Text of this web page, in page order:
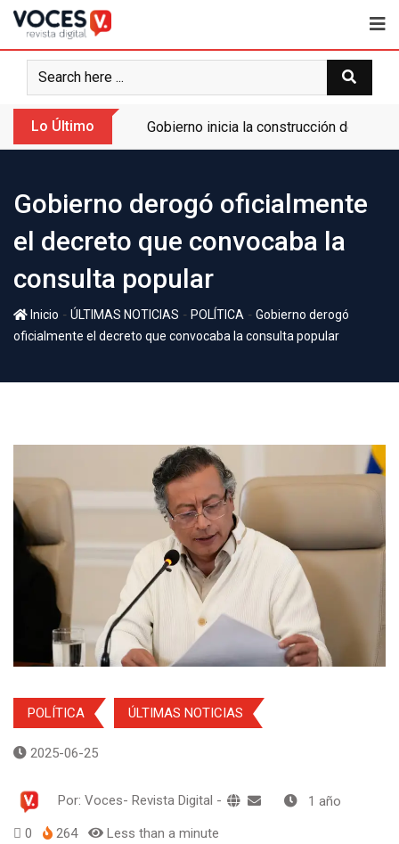
Lo Último Gobierno inicia la construcción de la
Gobierno derogó oficialmente
el decreto que convocaba la
consulta popular
Inicio - ÚLTIMAS NOTICIAS - POLÍTICA - Gobierno derogó
oficialmente el decreto que convocaba la consulta popular
POLÍTICA ÚLTIMAS NOTICIAS
2025-06-25
Por: Voces- Revista Digital - 1 año
0 264 Less than a minute